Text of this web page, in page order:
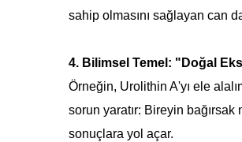
sahip olmasını sağlayan can
4. Bilimsel Temel: "Doğal
Örneğin, Urolithin A'yı ele
sorun yaratır: Bireyin
sonuçlara yol açar.